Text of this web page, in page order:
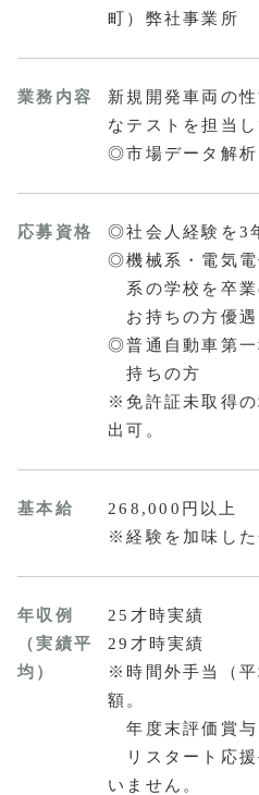
町）弊社事業所
業務内容
新規開発車両の
なテストを担当
◎市場データ解析
応募資格
◎社会人経験を3
◎機械系・電気電
系の学校を卒
お持ちの方優遇
◎普通自動車第一
持ちの方
※免許証未取得
出可。
基本給
268,000円以上
※経験を加味した
年収例
（実績平
均）
25才時実績
29才時実績
※時間外手当（
額。
年度末評価賞与
リスタート応援
いません。